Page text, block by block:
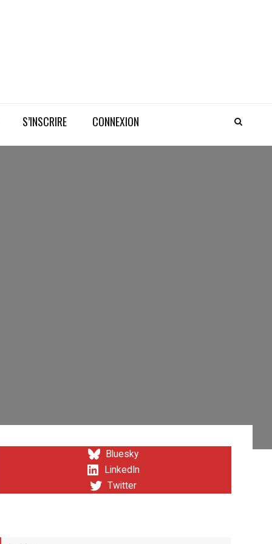
S’INSCRIRE CONNEXION
Bluesky
LinkedIn
Twitter